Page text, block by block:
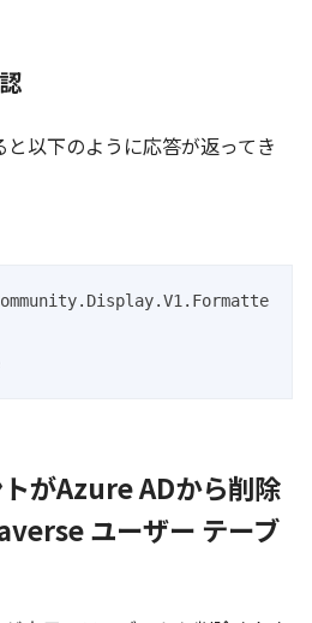
以下のように応答が返ってき
がAzure ADから削除
ユーザー テーブ